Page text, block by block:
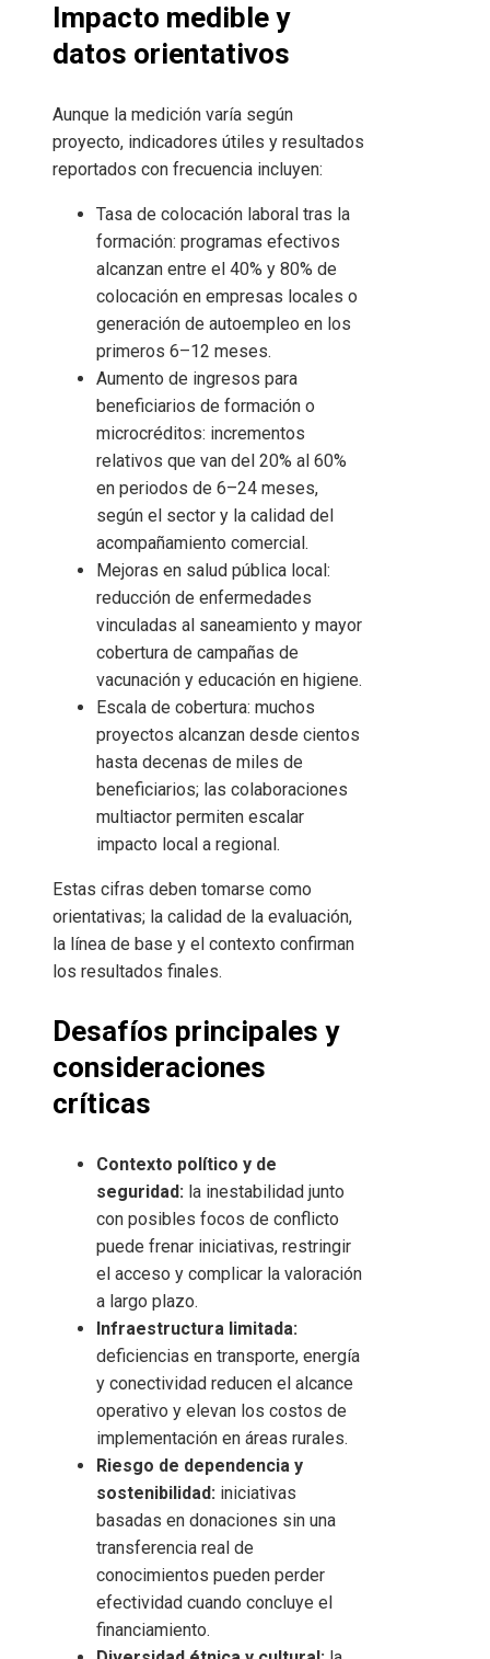
Impacto medible y
datos orientativos
Aunque la medición varía según
proyecto, indicadores útiles y resultados
reportados con frecuencia incluyen:
Tasa de colocación laboral tras la
formación: programas efectivos
alcanzan entre el 40% y 80% de
colocación en empresas locales o
generación de autoempleo en los
primeros 6–12 meses.
Aumento de ingresos para
beneficiarios de formación o
microcréditos: incrementos
relativos que van del 20% al 60%
en periodos de 6–24 meses,
según el sector y la calidad del
acompañamiento comercial.
Mejoras en salud pública local:
reducción de enfermedades
vinculadas al saneamiento y mayor
cobertura de campañas de
vacunación y educación en higiene.
Escala de cobertura: muchos
proyectos alcanzan desde cientos
hasta decenas de miles de
beneficiarios; las colaboraciones
multiactor permiten escalar
impacto local a regional.
Estas cifras deben tomarse como
orientativas; la calidad de la evaluación,
la línea de base y el contexto confirman
los resultados finales.
Desafíos principales y
consideraciones
críticas
Contexto político y de
seguridad: la inestabilidad junto
con posibles focos de conflicto
puede frenar iniciativas, restringir
el acceso y complicar la valoración
a largo plazo.
Infraestructura limitada:
deficiencias en transporte, energía
y conectividad reducen el alcance
operativo y elevan los costos de
implementación en áreas rurales.
Riesgo de dependencia y
sostenibilidad: iniciativas
basadas en donaciones sin una
transferencia real de
conocimientos pueden perder
efectividad cuando concluye el
financiamiento.